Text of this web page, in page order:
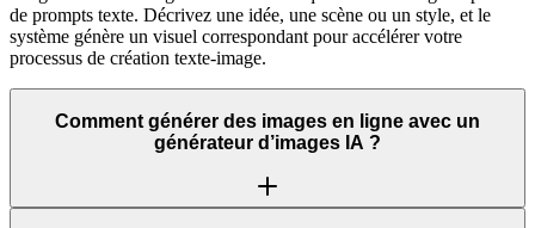
de prompts texte. Décrivez une idée, une scène ou un style, et le
système génère un visuel correspondant pour accélérer votre
processus de création texte-image.
Comment générer des images en ligne avec un
générateur d’images IA ?